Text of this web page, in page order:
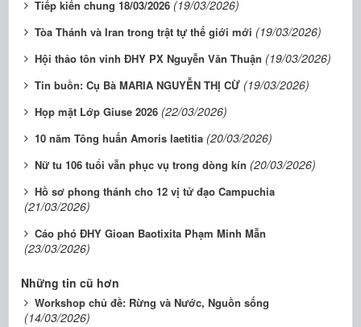
Tiếp kiến chung 18/03/2026 (19/03/2026)
Tòa Thánh và Iran trong trật tự thế giới mới (19/03/2026)
Hội thảo tôn vinh ĐHY PX Nguyễn Văn Thuận (19/03/2026)
Tin buồn: Cụ Bà MARIA NGUYỄN THỊ CỪ (19/03/2026)
Họp mặt Lớp Giuse 2026 (22/03/2026)
10 năm Tông huấn Amoris laetitia (20/03/2026)
Nữ tu 106 tuổi vẫn phục vụ trong dòng kín (20/03/2026)
Hồ sơ phong thánh cho 12 vị tử đạo Campuchia
(21/03/2026)
Cáo phó ĐHY Gioan Baotixita Phạm Minh Mẫn
(23/03/2026)
Những tin cũ hơn
Workshop chủ đề: Rừng và Nước, Nguồn sống
(14/03/2026)